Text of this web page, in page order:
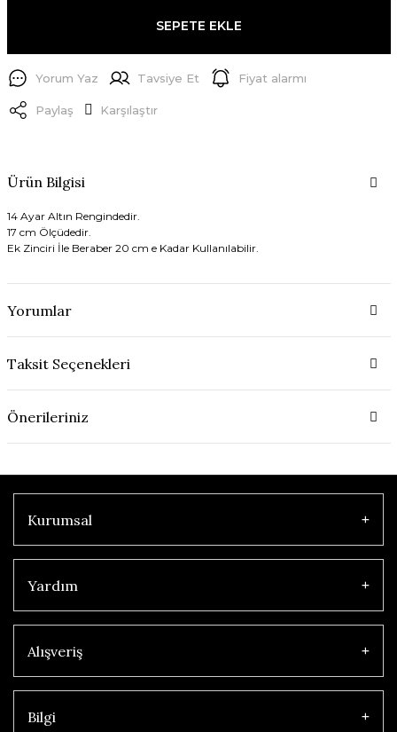
SEPETE EKLE
Yorum Yaz Tavsiye Et Fiyat alarmı
Paylaş Karşılaştır
Ürün Bilgisi
14 Ayar Altın Rengindedir.
17 cm Ölçüdedir.
Ek Zinciri İle Beraber 20 cm e Kadar Kullanılabilir.
Yorumlar
Taksit Seçenekleri
Önerileriniz
Kurumsal
Yardım
Alışveriş
Bilgi